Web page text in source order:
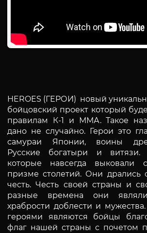
HEROES (ГЕРОИ) новый
бойцовский проект который
правилам К-1 и ММА. Такое
дано не случайно. Герои это
самураи Японии, воины
Русские богатыри и витязи.
которые навсегда
призме столетий. Они дрались
честь. Честь своей страны и
разные времена они
храбрости доблести и
героями являются бойцы
флаг нашей страны с почетом